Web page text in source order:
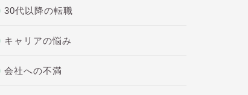
30代以降の転職
キャリアの悩み
会社への不満